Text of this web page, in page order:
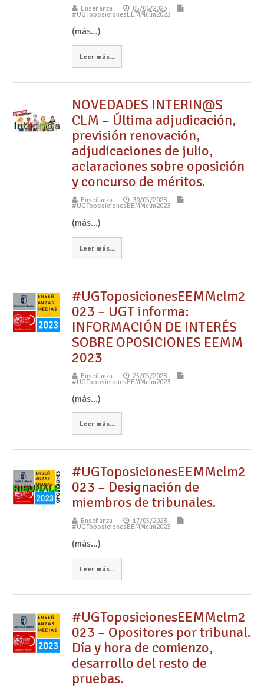
Enseñanza 05/06/2023
#UGToposicionesEEMMclm2023
(más…)
Leer más...
NOVEDADES INTERIN@S
CLM – Última adjudicación,
previsión renovación,
adjudicaciones de julio,
aclaraciones sobre oposición
y concurso de méritos.
Enseñanza 30/05/2023
#UGToposicionesEEMMclm2023
(más…)
Leer más...
#UGToposicionesEEMMclm2
023 – UGT informa:
INFORMACIÓN DE INTERÉS
SOBRE OPOSICIONES EEMM
2023
Enseñanza 25/05/2023
#UGToposicionesEEMMclm2023
(más…)
Leer más...
#UGToposicionesEEMMclm2
023 – Designación de
miembros de tribunales.
Enseñanza 17/05/2023
#UGToposicionesEEMMclm2023
(más…)
Leer más...
#UGToposicionesEEMMclm2
023 – Opositores por tribunal.
Día y hora de comienzo,
desarrollo del resto de
pruebas.